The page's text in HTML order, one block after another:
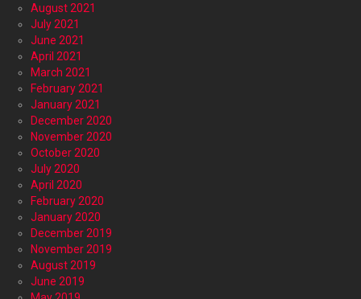
August 2021
July 2021
June 2021
April 2021
March 2021
February 2021
January 2021
December 2020
November 2020
October 2020
July 2020
April 2020
February 2020
January 2020
December 2019
November 2019
August 2019
June 2019